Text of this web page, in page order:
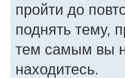
пройти до
поднять тему,
тем самым вы
находитесь.